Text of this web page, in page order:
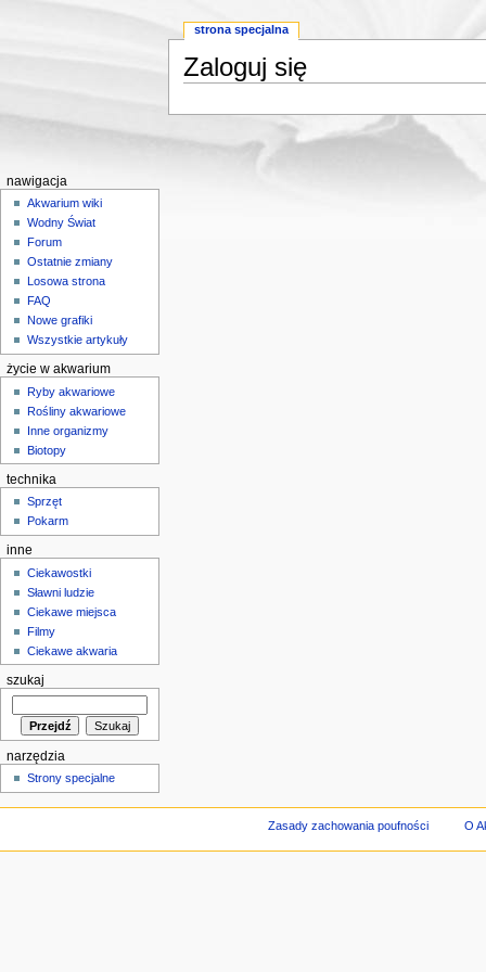
Zaloguj się
strona specjalna
nawigacja
Akwarium wiki
Wodny Świat
Forum
Ostatnie zmiany
Losowa strona
FAQ
Nowe grafiki
Wszystkie artykuły
życie w akwarium
Ryby akwariowe
Rośliny akwariowe
Inne organizmy
Biotopy
technika
Sprzęt
Pokarm
inne
Ciekawostki
Sławni ludzie
Ciekawe miejsca
Filmy
Ciekawe akwaria
szukaj
narzędzia
Strony specjalne
Zasady zachowania poufności O